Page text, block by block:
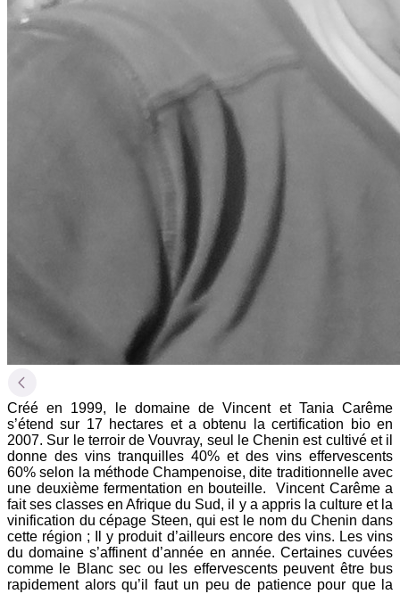
Créé en 1999, le domaine de Vincent et Tania Carême
s’étend sur 17 hectares et a obtenu la certification bio en
2007. Sur le terroir de Vouvray, seul le Chenin est cultivé et il
donne des vins tranquilles 40% et des vins effervescents
60% selon la méthode Champenoise, dite traditionnelle avec
une deuxième fermentation en bouteille.
Vincent Carême a
fait ses classes en Afrique du Sud, il y a appris la culture et la
vinification du cépage Steen, qui est le nom du Chenin dans
cette région ; Il y produit d’ailleurs encore des vins. Les vins
du domaine s’affinent d’année en année. Certaines cuvées
comme le Blanc sec ou les effervescents peuvent être bus
rapidement alors qu’il faut un peu de patience pour que la